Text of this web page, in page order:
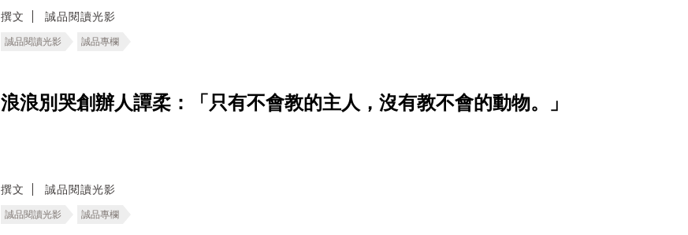
撰文 誠品閱讀光影
誠品閱讀光影 誠品專欄
浪浪別哭創辦人譚柔：「只有不會教的主人，沒有教不會的動物。」
撰文 誠品閱讀光影
誠品閱讀光影 誠品專欄